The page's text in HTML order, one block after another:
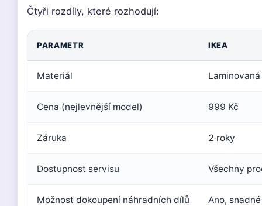
Čtyři rozdíly, které rozhodují:
PARAMETR IKEA
Materiál
Cena (nejlevnější model) 999 Kč
Záruka 2 roky
Dostupnost servisu Všechny
Možnost dokoupení náhradních dílů Ano, snadné